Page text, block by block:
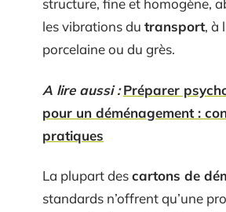
structure, fine et homogène,
les vibrations du transport, à
porcelaine ou du grès.
A lire aussi : Préparer
pour un déménagement :
pratiques
La plupart descartons de
standards n’offrent qu’une